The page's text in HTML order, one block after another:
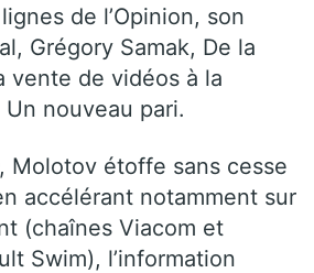
de l’Opinion, son
Grégory Samak, De la
vente de vidéos à la
nouveau pari.
Molotov étoffe sans cesse
accélérant notamment sur
(chaînes Viacom et
Swim), l’information